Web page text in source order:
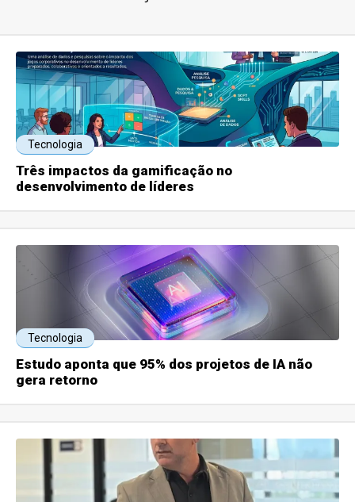
Tecnologia
Três impactos da gamificação no
desenvolvimento de líderes
Tecnologia
Estudo aponta que 95% dos projetos de IA não
gera retorno